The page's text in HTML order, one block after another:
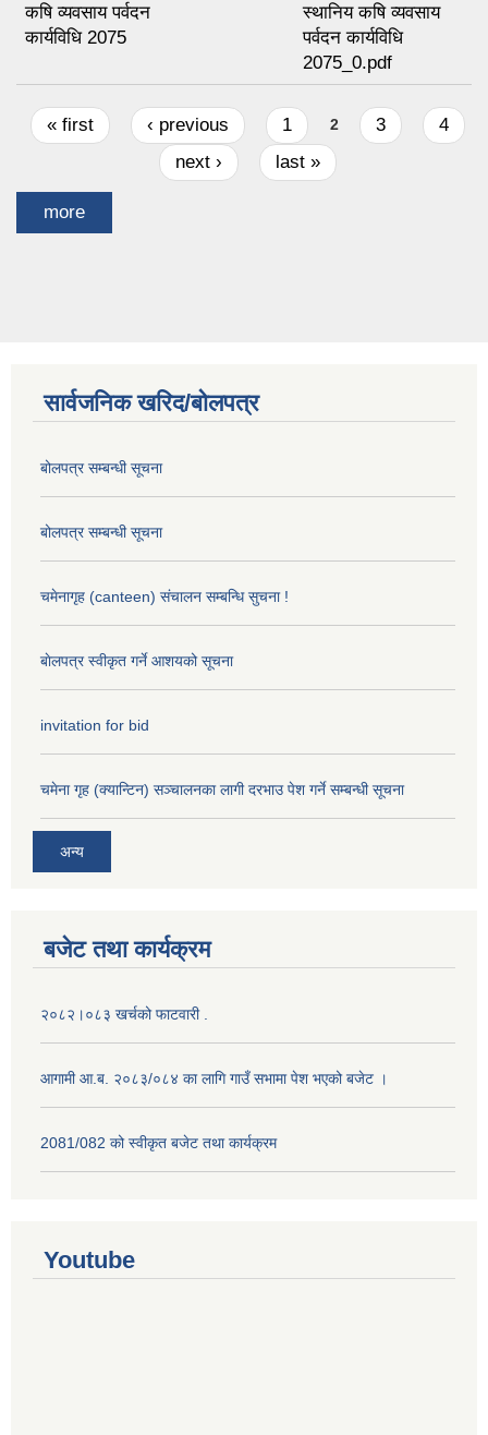
कषि व्यवसाय पर्वदन
कार्यविधि 2075
स्थानिय कषि व्यवसाय
पर्वदन कार्यविधि
2075_0.pdf
Pages
« first ‹ previous 1 2 3
4
next ›
last »
more
सार्वजनिक खरिद/बोलपत्र
बोलपत्र सम्बन्धी सूचना
बोलपत्र सम्बन्धी सूचना
चमेनागृह (canteen) संचालन सम्बन्धि सुचना !
बाेलपत्र स्वीकृत गर्ने आशयको सूचना
invitation for bid
चमेना गृह ‌(क्यान्टिन) सञ्चालनका लागी दरभाउ पेश गर्ने सम्बन्धी सूचना
अन्य
बजेट तथा कार्यक्रम
२०८२।०८३ खर्चको फाटवारी .
आगामी आ.ब. २०८३/०८४ का लागि गाउँ सभामा पेश भएको बजेट ।
2081/082 को स्वीकृत बजेट तथा कार्यक्रम
Youtube